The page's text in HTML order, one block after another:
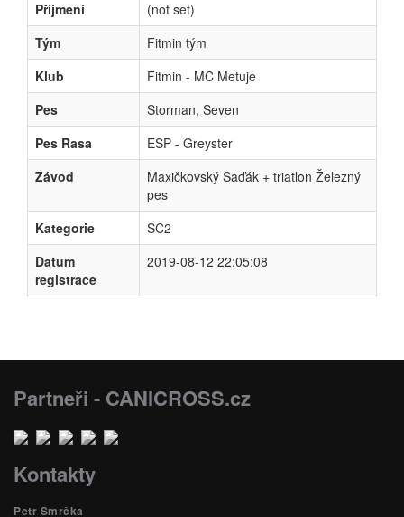
Příjmení
(not set)
Tým
Fitmin tým
Klub
Fitmin - MC Metuje
Pes
Storman, Seven
Pes Rasa
ESP - Greyster
Závod
Maxičkovský Saďák + triatlon Železný
pes
Kategorie
SC2
Datum
registrace
2019-08-12 22:05:08
Partneři - CANICROSS.cz
Kontakty
Petr Smrčka